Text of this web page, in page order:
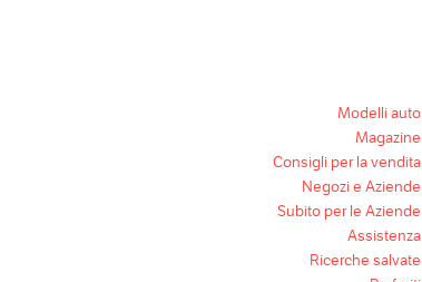
Modelli auto
Magazine
Consigli per la vendita
Negozi e Aziende
Subito per le Aziende
Assistenza
Ricerche salvate